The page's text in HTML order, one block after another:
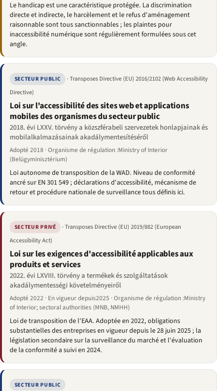
Le handicap est une caractéristique protégée. La discrimination
directe et indirecte, le harcèlement et le refus d'aménagement
raisonnable sont tous sanctionnables ; les plaintes pour
inaccessibilité numérique sont régulièrement formulées sous cet
angle.
SECTEUR PUBLIC
· Transposes Directive (EU) 2016/2102 (Web Accessibility
Directive)
Loi sur l'accessibilité des sites web et applications
mobiles des organismes du secteur public
2018. évi LXXV. törvény a közszférabeli szervezetek honlapjainak és
mobilalkalmazásainak akadálymentesítéséről
Adopté 2018 · Organisme de régulation :Ministry of Interior
(Belügyminisztérium)
Loi autonome de transposition de la WAD. Niveau de conformité
ancré sur EN 301 549 ; déclarations d'accessibilité, mécanisme de
retour et procédure nationale de surveillance tous définis ici.
SECTEUR PRIVÉ
· Transposes Directive (EU) 2019/882 (European
Accessibility Act)
Loi sur les exigences d'accessibilité applicables aux
produits et services
2022. évi LXVIII. törvény a termékek és szolgáltatások
akadálymentességi követelményeiről
Adopté 2022 · En vigueur depuis2025 · Organisme de régulation :Ministry
of Interior; sectoral authorities (MNB, NMHH)
Loi de transposition de l'EAA. Adoptée en 2022, obligations
substantielles des entreprises en vigueur depuis le 28 juin 2025 ; la
législation secondaire sur la surveillance du marché et l'évaluation
de la conformité a suivi en 2024.
SECTEUR PUBLIC